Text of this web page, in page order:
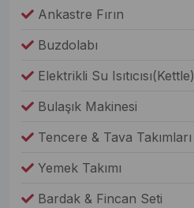
Ankastre Fırın
Buzdolabı
Elektrikli Su Isıtıcısı(Kettle)
Bulaşık Makinesi
Tencere & Tava Takımları
Yemek Takımı
Bardak & Fincan Seti